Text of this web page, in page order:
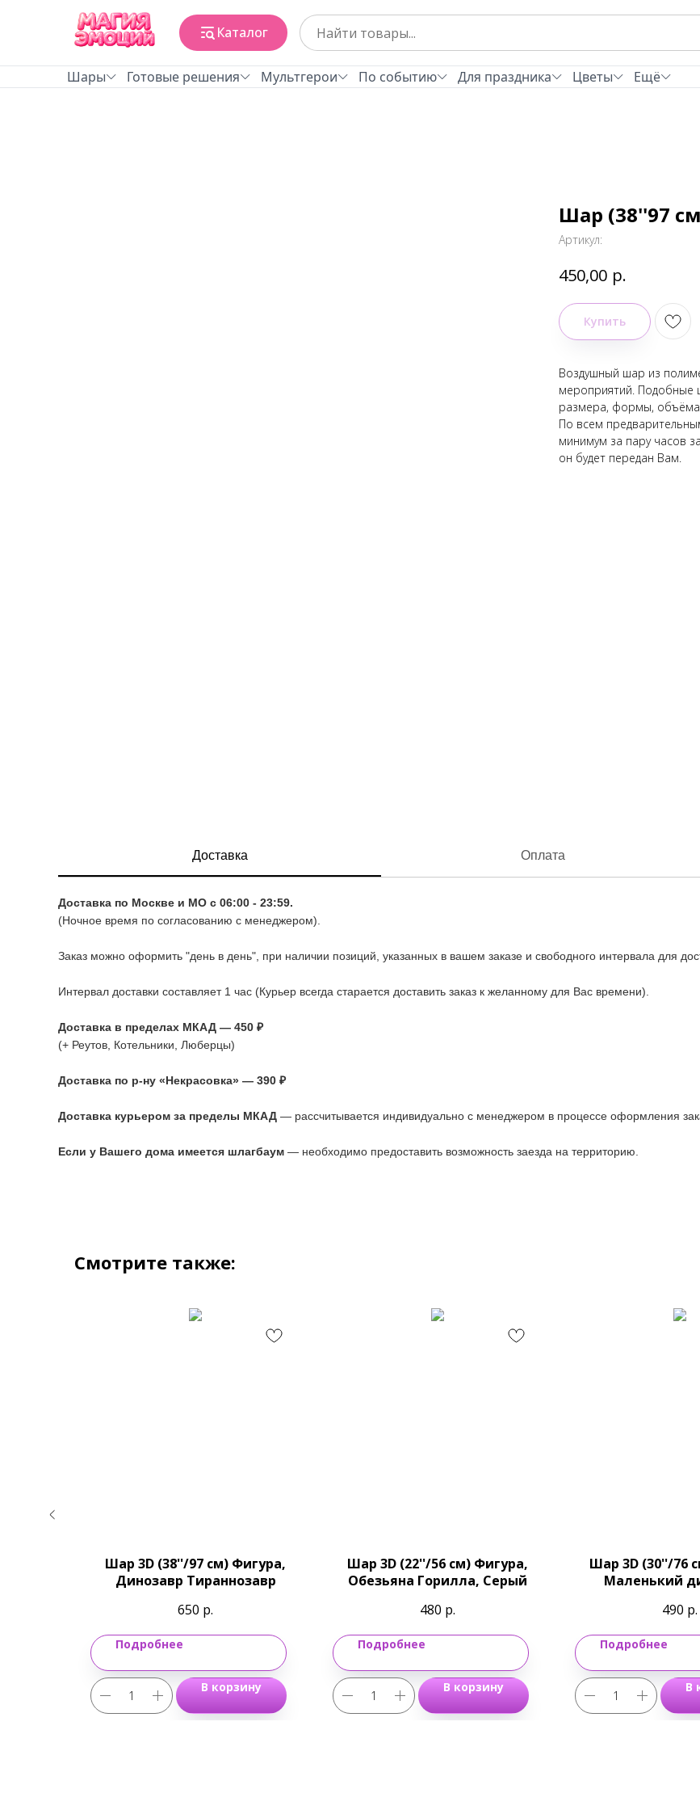
Каталог
Шары Готовые решения Мультгерои По событию Для праздника Цветы Ещё
Шар (38''97
Артикул:
450,00 р.
Купить
Воздушный шар из
мероприятий. Подобные
размера, формы, объёма
По всем
минимум за пару часов
он будет передан Вам.
Доставка Оплата
Доставка по Москве и МО с 06:00 - 23:59.
(Ночное время по согласованию с менеджером).
Заказ можно оформить "день в день", при наличии позиций, указанных в вашем заказе и свободного интервала для
Интервал доставки составляет 1 час (Курьер всегда старается доставить заказ к желанному для Вас времени).
Доставка в пределах МКАД — 450 ₽
(+ Реутов, Котельники, Люберцы)
Доставка по р-ну «Некрасовка» — 390 ₽
Доставка курьером за пределы МКАД — рассчитывается индивидуально с менеджером в процессе оформления
Если у Вашего дома имеется шлагбаум — необходимо предоставить возможность заезда на территорию.
Смотрите также:
Шар 3D (38''/97 см) Фигура,
Динозавр Тираннозавр
650 р.
Подробнее
В корзину
Шар 3D (22''/56 см) Фигура,
Обезьяна Горилла, Серый
480 р.
Подробнее
В корзину
Шар 3D (30''/76
Маленький
490 р.
Подробнее
В